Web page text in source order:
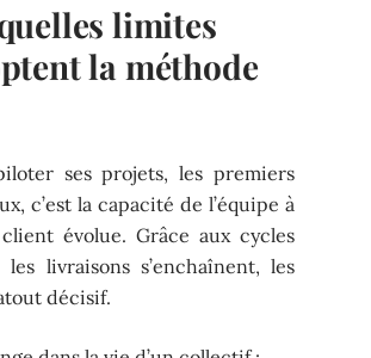
limites
la méthode
ses projets, les premiers
c’est la capacité de l’équipe à
évolue. Grâce aux cycles
livraisons s’enchaînent, les
décisif.